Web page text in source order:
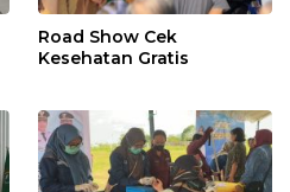
Road Show Cek
Kesehatan Gratis